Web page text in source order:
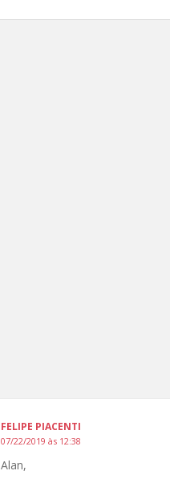
FELIPE PIACENTI
07/22/2019 às 12:38
Alan,